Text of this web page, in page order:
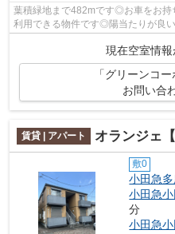
葉積緑地まで482mです◎お車をお持
利用できる物件です◎陽当たりが良
できます◎ぜひご覧いただきたい賃
現在空室情報
「グリーンコ
お問い合
賃貸 | アパート オランジェ【
敷0
小田急
小田急
分
小田急